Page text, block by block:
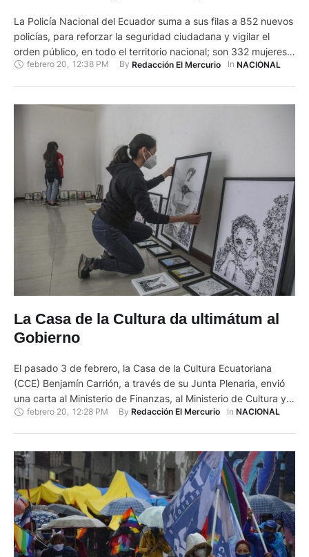
La Policía Nacional del Ecuador suma a sus filas a 852 nuevos
policías, para reforzar la seguridad ciudadana y vigilar el
orden público, en todo el territorio nacional; son 332 mujeres y
520 hombres, quienes serán distribuidos estratégicamente en
febrero 20, 12:38 PM By Redacción El Mercurio In NACIONAL
La Casa de la Cultura da ultimátum al
Gobierno
El pasado 3 de febrero, la Casa de la Cultura Ecuatoriana
(CCE) Benjamín Carrión, a través de su Junta Plenaria, envió
una carta al Ministerio de Finanzas, al Ministerio de Cultura y
Patrimonio, y a la Presidencia de la República, para solicitar la
febrero 20 12:28 PM By Redacción El Mercurio In NACIONAL